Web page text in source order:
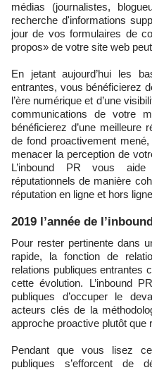
médias (journalistes,
recherche d'informations
jour de vos formulaires de
propos» de votre site web
En jetant aujourd’hui les
entrantes, vous bénéficierez
l’ère numérique et d’une
communications de votre
bénéficierez d’une meilleure
de fond proactivement
menacer la perception de
L’inbound PR vous
réputationnels de manière
réputation en ligne et hors
2019 l’année de
Pour rester pertinente dans un monde numérique en évolution
rapide, la fonction de
relations publiques entrantes
cette évolution. L’inbound
publiques d’occuper le
acteurs clés de la
approche proactive plutôt que
Pendant que vous lisez
publiques s’efforcent de